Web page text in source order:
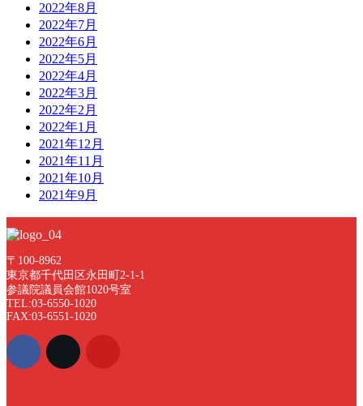
2022年8月
2022年7月
2022年6月
2022年5月
2022年4月
2022年3月
2022年2月
2022年1月
2021年12月
2021年11月
2021年10月
2021年9月
〒100-8962
東京都千代田区永田町2-1-1
参議院議員会館1020号室
TEL:03-6550-1020
FAX:03-6551-1020